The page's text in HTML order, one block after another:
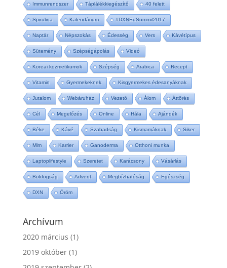
Immunrendszer Táplálékkiegészítő 40 felett
Spirulina Kalendárium #DXNEuSummit2017
Naptár Népszokás Édesség Vers Kávétípus
Sütemény Szépségápolás Videó
Koreai kozmetikumok Szépség Arabica Recept
Vitamin Gyermekeknek Kisgyermekes édesanyáknak
Jutalom Webáruház Vezető Álom Áttörés
Cél Megelőzés Online Hála Ajándék
Béke Kávé Szabadság Kismamáknak Siker
Mlm Karrier Ganoderma Otthoni munka
Laptoplifestyle Szeretet Karácsony Vásárlás
Boldogság Advent Megbízhatóság Egészség
DXN Öröm
Archívum
2020 március (1)
2019 október(1)